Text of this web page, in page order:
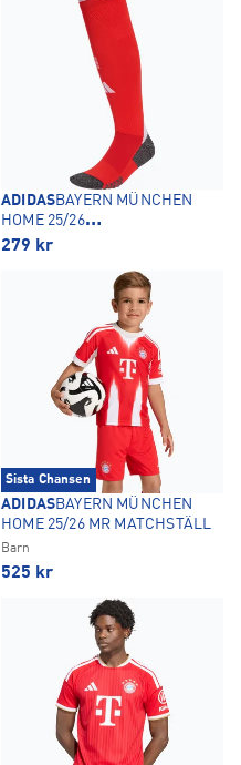
ADIDASBAYERN MÜNCHEN
HOME 25/26
FOTBOLLSSTRUMPOR
279 kr
Sista Chansen
ADIDASBAYERN MÜNCHEN
HOME 25/26 MR MATCHSTÄLL
Barn
525 kr